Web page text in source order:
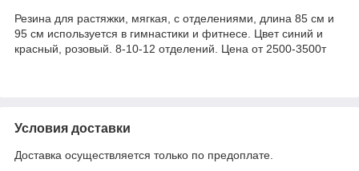
Резина для растяжки, мягкая, с отделениями, длина 85 см и
95 см используется в гимнастики и фитнесе. Цвет синий и
красный, розовый. 8-10-12 отделений. Цена от 2500-3500т
Условия доставки
Доставка осуществляется только по предоплате.